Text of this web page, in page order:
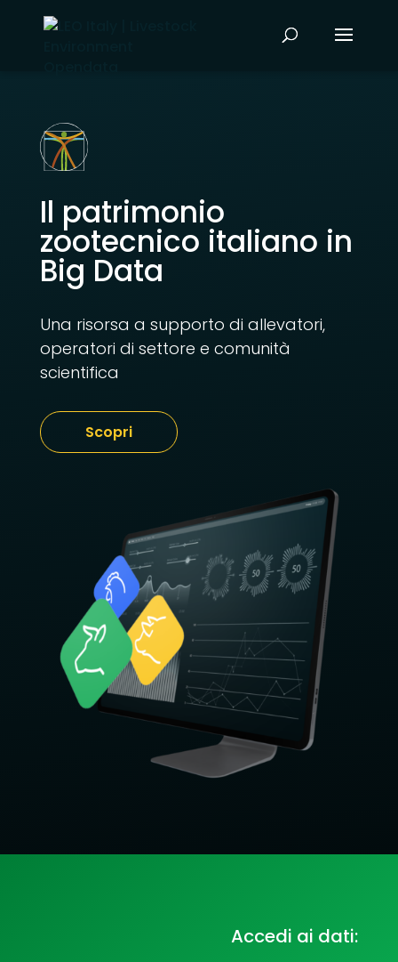
Il patrimonio
zootecnico italiano in
Big Data
Una risorsa a supporto di allevatori,
operatori di settore e comunità
scientifica
Scopri
Accedi ai dati: